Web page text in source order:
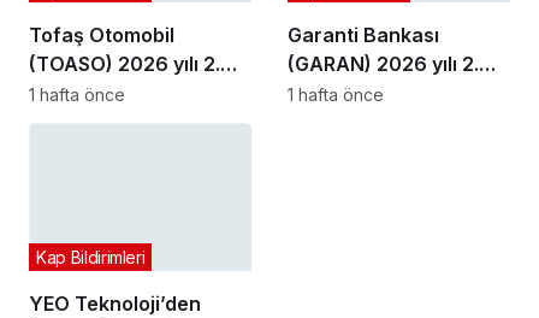
Tofaş Otomobil
(TOASO) 2026 yılı 2.
çeyrek bilançosunu
açıkladı
1 hafta önce
Garanti Bankası
(GARAN) 2026 yılı 2.
çeyrek bilançosunu
1 hafta önce
YEO Teknoloji’den
Kap Bildirimleri